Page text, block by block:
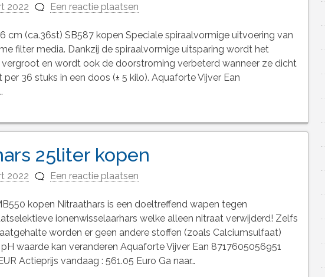
2022 Een reactie plaatsen
cm (ca.36st) SB587 kopen Speciale spiraalvormige uitvoering van
filter media. Dankzij de spiraalvormige uitsparing wordt het
en wordt ook de doorstroming verbeterd wanneer ze dicht
per 36 stuks in een doos (± 5 kilo). Aquaforte Vijver Ean
25liter kopen
2022 Een reactie plaatsen
kopen Nitraathars is een doeltreffend wapen tegen
ionenwisselaarhars welke alleen nitraat verwijderd! Zelfs
worden er geen andere stoffen (zoals Calciumsulfaat)
waarde kan veranderen Aquaforte Vijver Ean 8717605056951
Actieprijs vandaag : 561.05 Euro Ga naar…